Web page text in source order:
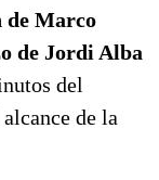
de Marco
de Jordi Alba
del
de la